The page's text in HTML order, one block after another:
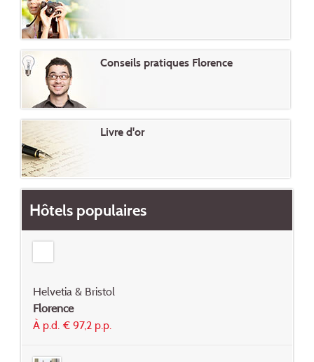
Conseils pratiques Florence
Livre d'or
Hôtels populaires
Helvetia & Bristol
Florence
À p.d. € 97,2 p.p.